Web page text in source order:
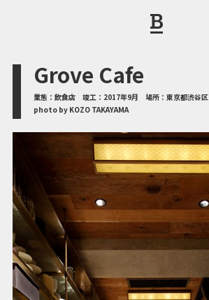
Grove Cafe
業態： 飲食店 竣⼯： 2017年9月 場所： 東京都渋谷区
photo by KOZO TAKAYAMA